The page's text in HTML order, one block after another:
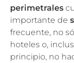
perimetrales
importante de
frecuente, no
hoteles o,
principio, no